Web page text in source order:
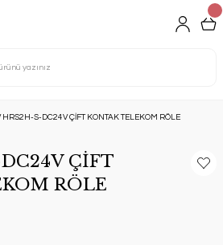
HRS2H-S-DC24V ÇİFT KONTAK TELEKOM RÖLE
ÇİFT
RÖLE